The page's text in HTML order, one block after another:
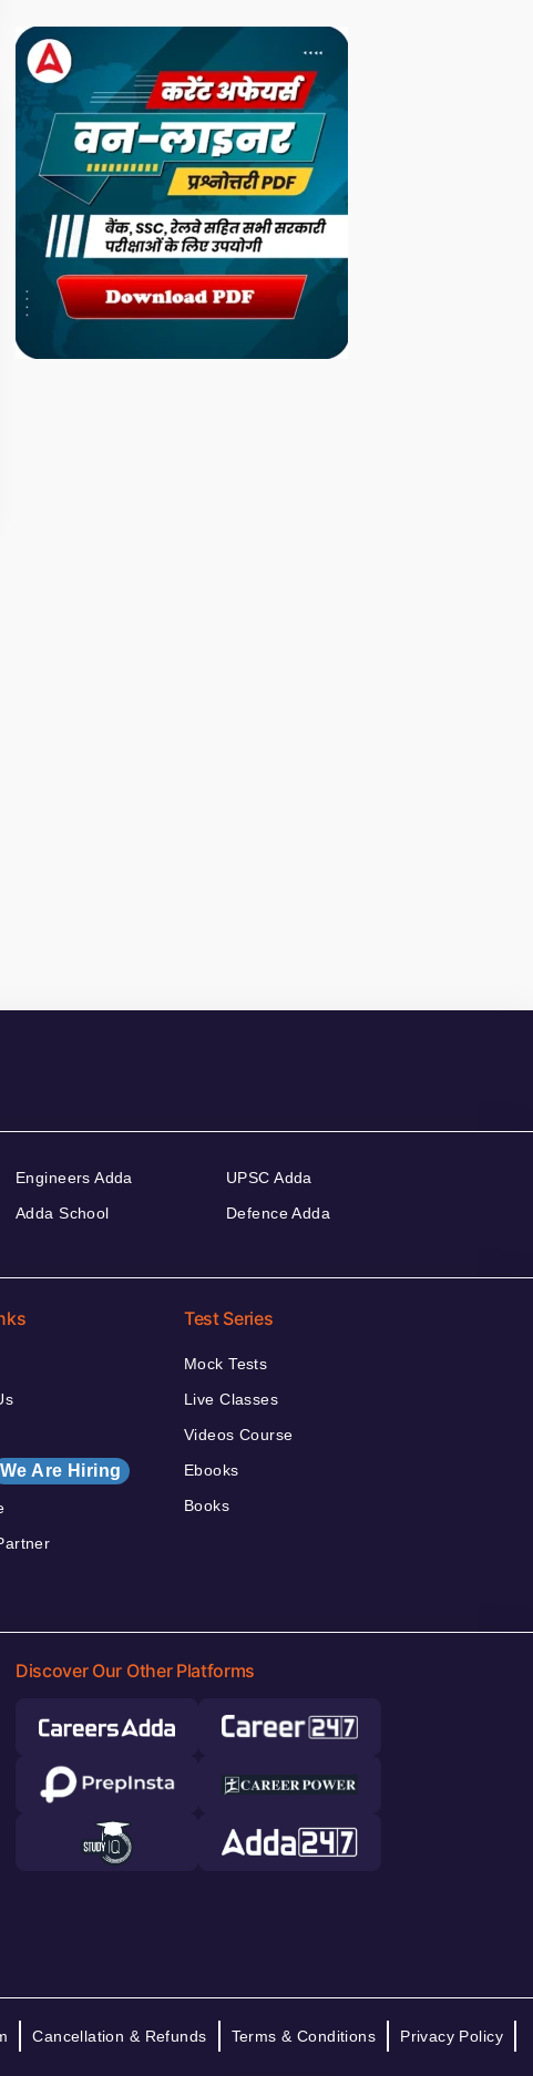
Engineers Adda
Adda School
UPSC Adda
Defence Adda
We Are Hiring
Test Series
Mock Tests
Live Classes
Videos Course
Ebooks
Books
Discover Our Other Platforms
Cancellation & Refunds Terms & Conditions Privacy Policy